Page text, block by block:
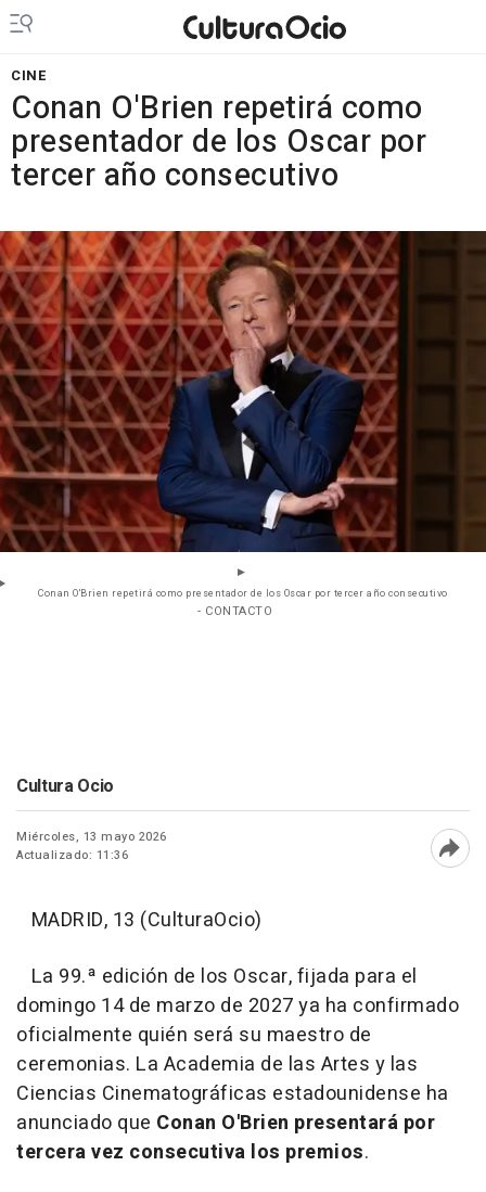
CINE
Conan O'Brien repetirá como
presentador de los Oscar por
tercer año consecutivo
Conan O'Brien repetirá como presentador de los Oscar por tercer año consecutivo
- CONTACTO
Cultura Ocio
Miércoles, 13 mayo 2026
Actualizado: 11:36
MADRID, 13 (CulturaOcio)
La 99.ª edición de los Oscar, fijada para el
domingo 14 de marzo de 2027 ya ha confirmado
oficialmente quién será su maestro de
ceremonias. La Academia de las Artes y las
Ciencias Cinematográficas estadounidense ha
anunciado que Conan O'Brien presentará por
tercera vez consecutiva los premios.